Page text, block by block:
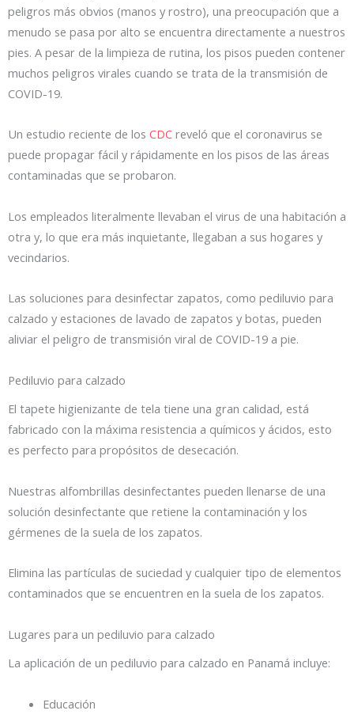
peligros más obvios (manos y rostro), una preocupación que a
menudo se pasa por alto se encuentra directamente a nuestros
pies. A pesar de la limpieza de rutina, los pisos pueden contener
muchos peligros virales cuando se trata de la transmisión de
COVID-19.
Un estudio reciente de los CDC reveló que el coronavirus se
puede propagar fácil y rápidamente en los pisos de las áreas
contaminadas que se probaron.
Los empleados literalmente llevaban el virus de una habitación a
otra y, lo que era más inquietante, llegaban a sus hogares y
vecindarios.
Las soluciones para desinfectar zapatos, como pediluvio para
calzado y estaciones de lavado de zapatos y botas, pueden
aliviar el peligro de transmisión viral de COVID-19 a pie.
Pediluvio para calzado
El tapete higienizante de tela tiene una gran calidad, está
fabricado con la máxima resistencia a químicos y ácidos, esto
es perfecto para propósitos de desecación.
Nuestras alfombrillas desinfectantes pueden llenarse de una
solución desinfectante que retiene la contaminación y los
gérmenes de la suela de los zapatos.
Elimina las partículas de suciedad y cualquier tipo de elementos
contaminados que se encuentren en la suela de los zapatos.
Lugares para un pediluvio para calzado
La aplicación de un pediluvio para calzado en Panamá incluye:
Educación